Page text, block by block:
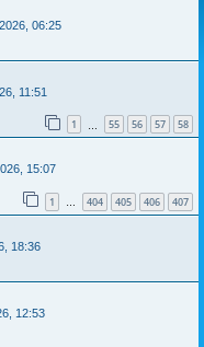
06:25
11:51
1 55 56 57 58
15:07
1 … 404 405 406 407
18:36
12:53